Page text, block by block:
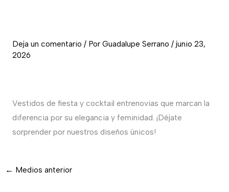
Deja un comentario / Por Guadalupe Serrano / junio 23,
2026
Vestidos de fiesta y cocktail entrenovias que marcan la
diferencia por su elegancia y feminidad. ¡Déjate
sorprender por nuestros diseños únicos!
← Medios anterior